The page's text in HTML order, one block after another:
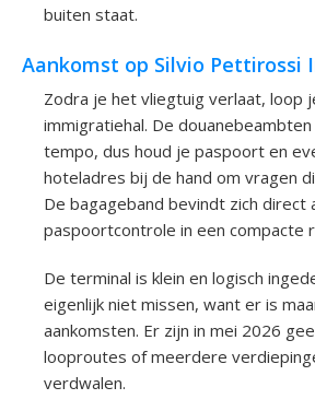
buiten staat.
Aankomst op Silvio
Zodra je het vliegtuig verlaat, loop
immigratiehal. De
tempo, dus houd je paspoort en
hoteladres bij de hand om vragen
De bagageband bevindt zich direct
paspoortcontrole in een compacte
De terminal is klein en logisch
eigenlijk niet missen, want er is
aankomsten. Er zijn in mei 2026
looproutes of meerdere
verdwalen.